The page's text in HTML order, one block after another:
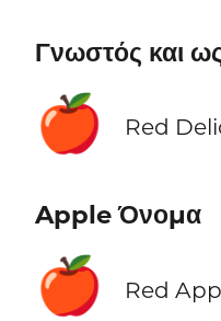
Γνωστός και
🍎 Red
Apple Όνομα
🍎 Red